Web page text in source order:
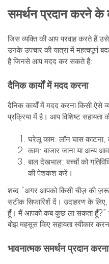
समर्थन प्रदान करने के
जिस व्यक्ति की आप परवाह करते हैं
उनके उपचार की यात्रा में महत्वपूर्ण
हैं जिनसे आप मदद कर सकते हैं:
दैनिक कार्यों में मदद करना
दैनिक कार्यों में मदद करना किसी ऐसे
प्रक्रिया में है। आप विशिष्ट
घरेलू काम: लॉन घास काटना,
काम: बाजार जाना या अन्य
बाल देखभाल: बच्चों को
की पेशकश करें।
शब्द “अगर आपको किसी चीज़ की
सटीक सिफारिशें दें। उदाहरण के
हूँ। मैं आपको कब कुछ ला सकता हूँ?”
बोझ महसूस किए सहायता स्वीकार
भावनात्मक समर्थन प्रदान करना